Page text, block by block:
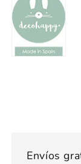
Envíos